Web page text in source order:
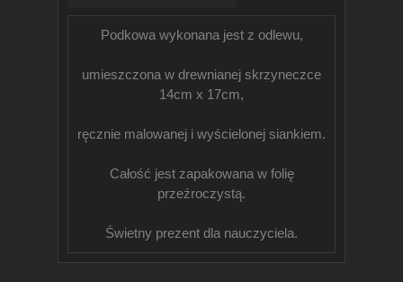
Podkowa wykonana jest z odlewu,
umieszczona w drewnianej skrzyneczce
14cm x 17cm,
ręcznie malowanej i wyścielonej siankiem.
Całość jest zapakowana w folię
przeźroczystą.
Świetny prezent dla nauczyciela.